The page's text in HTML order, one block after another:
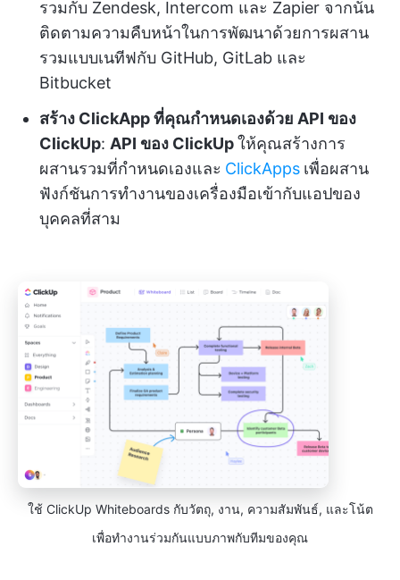
รวมกับ Zendesk, Intercom และ Zapier จากนั้น
ติดตามความคืบหน้าในการพัฒนาด้วยการผสาน
รวมแบบเนทีฟกับ GitHub, GitLab และ
Bitbucket
สร้าง ClickApp ที่คุณกำหนดเองด้วย API ของ
ClickUp: API ของ ClickUpให้คุณสร้างการ
ผสานรวมที่กำหนดเองและ ClickApps เพื่อผสาน
ฟังก์ชันการทำงานของเครื่องมือเข้ากับแอปของ
บุคคลที่สาม
ใช้ ClickUp Whiteboards กับวัตถุ, งาน, ความสัมพันธ์, และโน้ต
เพื่อทำงานร่วมกันแบบภาพกับทีมของคุณ